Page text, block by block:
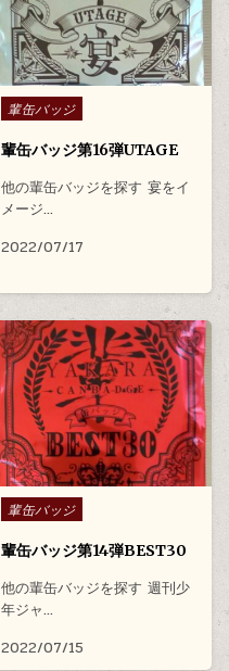
Posted in
輩缶バッジ
輩缶バッジ第16弾UTAGE
他の輩缶バッジを探す 宴をイ
メージ…
2022/07/17
Posted in
輩缶バッジ
輩缶バッジ第14弾BEST30
他の輩缶バッジを探す 週刊少
年ジャ…
2022/07/15